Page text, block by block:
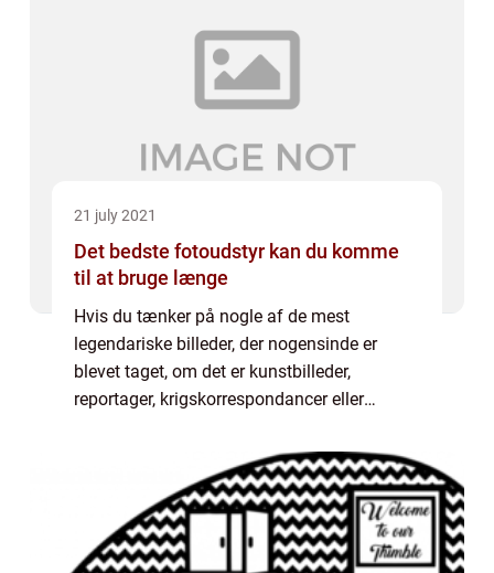
21 july 2021
Det bedste fotoudstyr kan du komme
til at bruge længe
Hvis du tænker på nogle af de mest
legendariske billeder, der nogensinde er
blevet taget, om det er kunstbilleder,
reportager, krigskorrespondancer eller
er blevet så ikoniske, a...